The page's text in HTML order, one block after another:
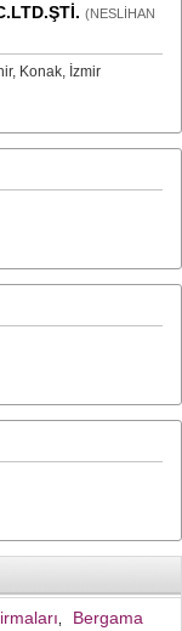
(NESLİHAN
Konak, İzmir
Bergama